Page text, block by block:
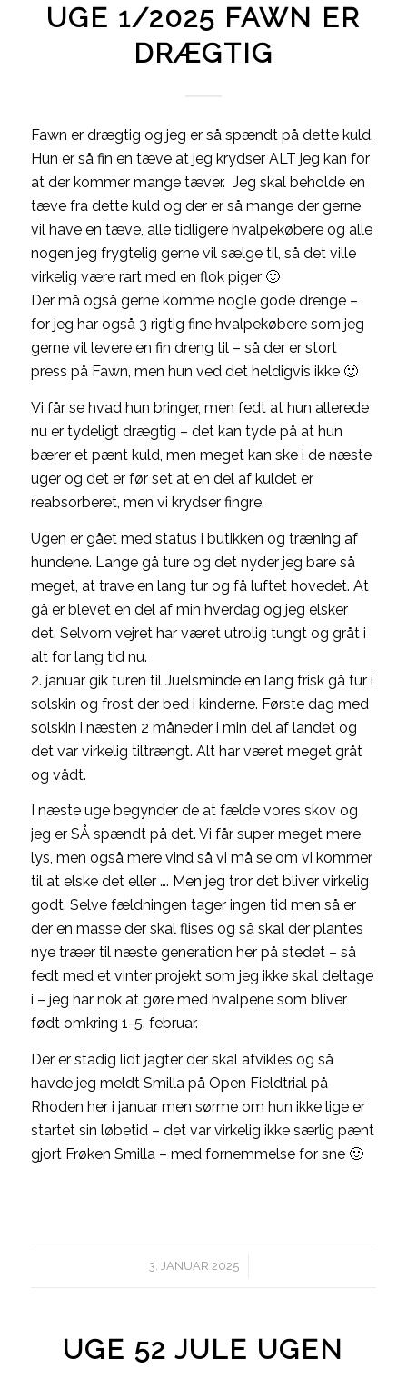
UGE 1/2025 FAWN ER
DRÆGTIG
Fawn er drægtig og jeg er så spændt på dette kuld.
Hun er så fin en tæve at jeg krydser ALT jeg kan for
at der kommer mange tæver. Jeg skal beholde en
tæve fra dette kuld og der er så mange der gerne
vil have en tæve, alle tidligere hvalpekøbere og alle
nogen jeg frygtelig gerne vil sælge til, så det ville
virkelig være rart med en flok piger 🙂
Der må også gerne komme nogle gode drenge –
for jeg har også 3 rigtig fine hvalpekøbere som jeg
gerne vil levere en fin dreng til – så der er stort
press på Fawn, men hun ved det heldigvis ikke 🙂
Vi får se hvad hun bringer, men fedt at hun allerede
nu er tydeligt drægtig – det kan tyde på at hun
bærer et pænt kuld, men meget kan ske i de næste
uger og det er før set at en del af kuldet er
reabsorberet, men vi krydser fingre.
Ugen er gået med status i butikken og træning af
hundene. Lange gå ture og det nyder jeg bare så
meget, at trave en lang tur og få luftet hovedet. At
gå er blevet en del af min hverdag og jeg elsker
det. Selvom vejret har været utrolig tungt og gråt i
alt for lang tid nu.
2. januar gik turen til Juelsminde en lang frisk gå tur i
solskin og frost der bed i kinderne. Første dag med
solskin i næsten 2 måneder i min del af landet og
det var virkelig tiltrængt. Alt har været meget gråt
og vådt.
I næste uge begynder de at fælde vores skov og
jeg er SÅ spændt på det. Vi får super meget mere
lys, men også mere vind så vi må se om vi kommer
til at elske det eller …. Men jeg tror det bliver virkelig
godt. Selve fældningen tager ingen tid men så er
der en masse der skal flises og så skal der plantes
nye træer til næste generation her på stedet – så
fedt med et vinter projekt som jeg ikke skal deltage
i – jeg har nok at gøre med hvalpene som bliver
født omkring 1-5. februar.
Der er stadig lidt jagter der skal afvikles og så
havde jeg meldt Smilla på Open Fieldtrial på
Rhoden her i januar men sørme om hun ikke lige er
startet sin løbetid – det var virkelig ikke særlig pænt
gjort Frøken Smilla – med fornemmelse for sne 🙂
3. JANUAR 2025
/
UGE 52 JULE UGEN